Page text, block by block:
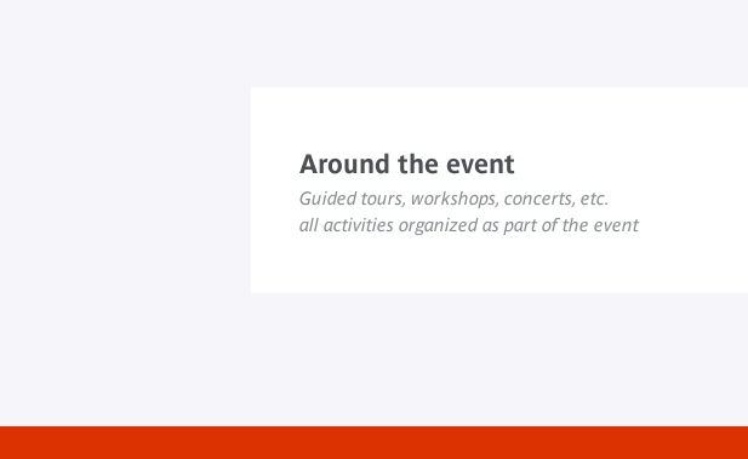
Around the event
Guided tours, workshops, concerts, etc.
all activities organized as part of the event